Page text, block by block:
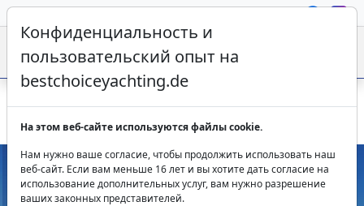
Аренда Fountaine Pajot Isla 40 Blue Orion в Фетхие
Конфиденциальность и
пользовательский опыт на
bestchoiceyachting.de
На этом веб-сайте используются файлы cookie.
Нам нужно ваше согласие, чтобы продолжить использовать наш
веб-сайт. Если вам меньше 16 лет и вы хотите дать согласие на
использование дополнительных услуг, вам нужно разрешение
ваших законных представителей.